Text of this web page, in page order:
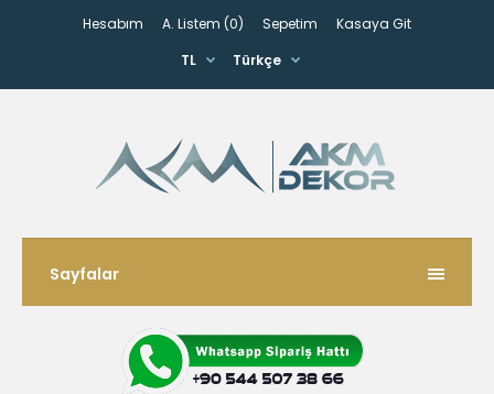
Hesabım A. Listem (0) Sepetim
Kasaya Git
TL
Türkçe
Sayfalar